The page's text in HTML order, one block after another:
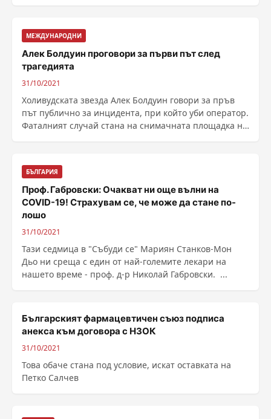
МЕЖДУНАРОДНИ
Алек Болдуин проговори за първи път след
трагедията
31/10/2021
Холивудската звезда Алек Болдуин говори за пръв
път публично за инцидента, при който уби оператор.
Фаталният случай стана на снимачната площадка на
БЪЛГАРИЯ
Проф. Габровски: Oчакват ни още вълни на
COVID-19! Страхувам се, че може да стане по-
лошо
31/10/2021
Тази седмица в "Събуди се" Мариян Станков-Мон
Дьо ни среща с един от най-големите лекари на
нашето време - проф. д-р Николай Габровски. ...
Българският фармацевтичен съюз подписа
анекса към договора с НЗОК
31/10/2021
Това обаче стана под условие, искат оставката на
Петко Салчев